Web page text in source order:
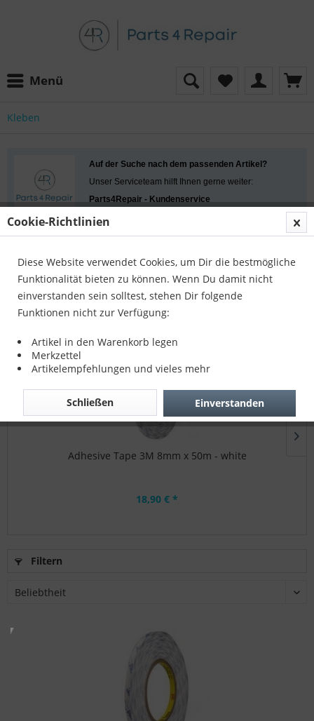
Menü
Kleben
Auf der Suche nach dem passenden Artikel?
Unser Serviceteam hilft Ihnen gerne weiter:
Parts4Repair - Kundenservice
Telefon:
E-Mail:info@parts4repair.de
Topseller
Adhesive Tape 3M 8mm x 50m - white
18,90 € *
Filtern
Cookie-Richtlinien
Diese Website verwendet Cookies, um Dir die bestmögliche
Funktionalität bieten zu können. Wenn Du damit nicht
einverstanden sein solltest, stehen Dir folgende
Funktionen nicht zur Verfügung:
Artikel in den Warenkorb legen
Merkzettel
Artikelempfehlungen und vieles mehr
Einverstanden
Schließen